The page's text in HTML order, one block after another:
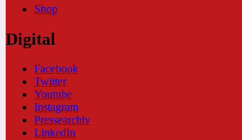
Shop
Digital
Facebook
Twitter
Youtube
Instagram
Pressearchiv
LinkedIn